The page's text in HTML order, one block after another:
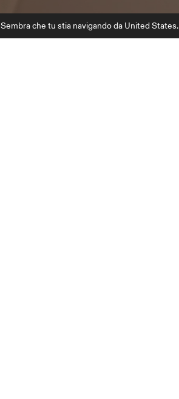
Sembra che tu stia navigando da United States.